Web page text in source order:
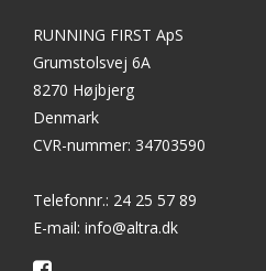
RUNNING FIRST ApS
Grumstolsvej 6A
8270 Højbjerg
Denmark
CVR-nummer: 34703590
Telefonnr.: 24 25 57 89
E-mail: info@altra.dk